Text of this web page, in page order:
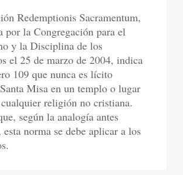
Redemptionis Sacramentum,
por la Congregación para el
y la Disciplina de los
el 25 de marzo de 2004, indica
109 que nunca es lícito
Misa en un templo o lugar
cualquier religión no cristiana.
según la analogía antes
esta norma se debe aplicar a los